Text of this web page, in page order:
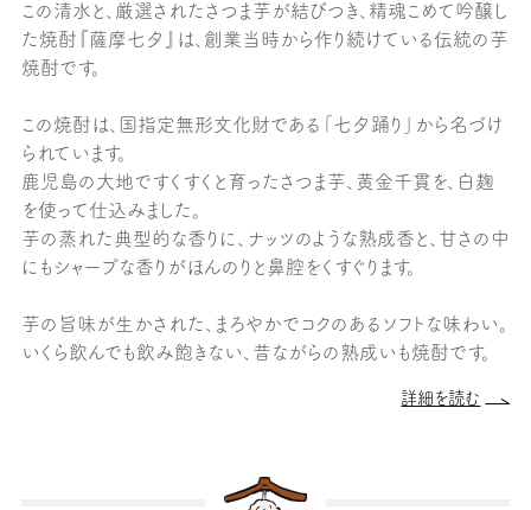
この清水と、厳選されたさつま芋が結びつき、精魂こめて吟醸し
た焼酎『薩摩七夕』は、創業当時から作り続けている伝統の芋
焼酎です。
この焼酎は、国指定無形文化財である「七夕踊り」から名づけ
られています。
鹿児島の大地ですくすくと育ったさつま芋、黄金千貫を、白麹
を使って仕込みました。
芋の蒸れた典型的な香りに、ナッツのような熟成香と、甘さの中
にもシャープな香りがほんのりと鼻腔をくすぐります。
芋の旨味が生かされた、まろやかでコクのあるソフトな味わい。
いくら飲んでも飲み飽きない、昔ながらの熟成いも焼酎です。
詳細を読む